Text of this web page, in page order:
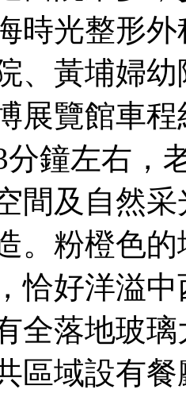
時光整形
、黃埔婦
展覽館車
分鐘左右，
及自然采
。粉橙色
恰好洋溢
全落地玻
區域設有